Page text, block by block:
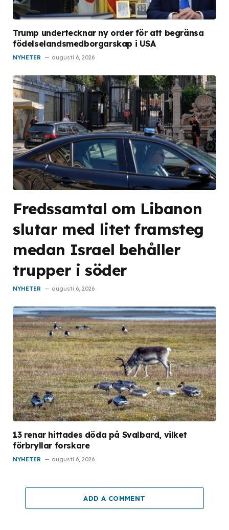
Trump undertecknar ny order för att begränsa
födelselandsmedborgarskap i USA
NYHETER augusti 6, 2026
Fredssamtal om Libanon
slutar med litet framsteg
medan Israel behåller
trupper i söder
NYHETER augusti 6, 2026
13 renar hittades döda på Svalbard, vilket
förbryllar forskare
NYHETER augusti 6, 2026
ADD A COMMENT